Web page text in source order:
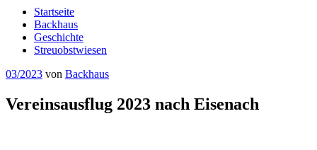
Startseite
Backhaus
Geschichte
Streuobstwiesen
Veröffentlicht
03/2023 von Backhaus
Vereinsausflug 2023 nach Eisenach